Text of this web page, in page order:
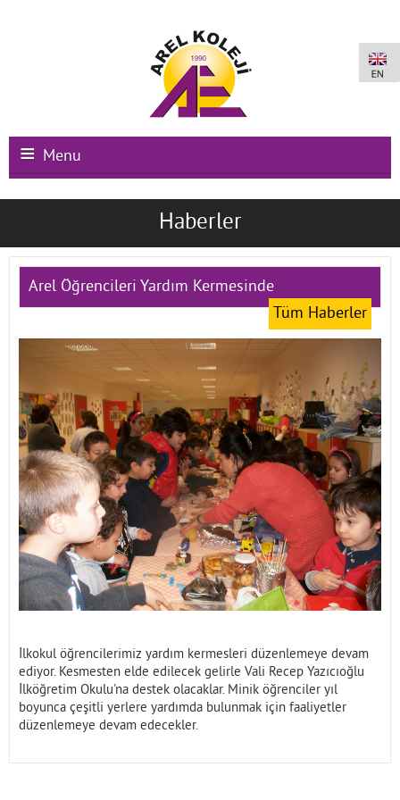
Menu
Ana Sayfa
Okullarımız
Kampüs Olanakları
Kayıt-Kabul
İletişim
Haberler
Arel Öğrencileri Yardım Kermesinde
Tüm Haberler
İlkokul öğrencilerimiz yardım kermesleri düzenlemeye devam
ediyor. Kesmesten elde edilecek gelirle Vali Recep Yazıcıoğlu
İlköğretim Okulu'na destek olacaklar. Minik öğrenciler yıl
boyunca çeşitli yerlere yardımda bulunmak için faaliyetler
düzenlemeye devam edecekler.